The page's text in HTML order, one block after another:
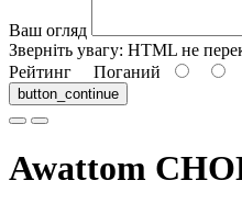
Ваш огляд
Зверніть увагу: HTML не
Рейтинг Поганий
button_continue
Awattom